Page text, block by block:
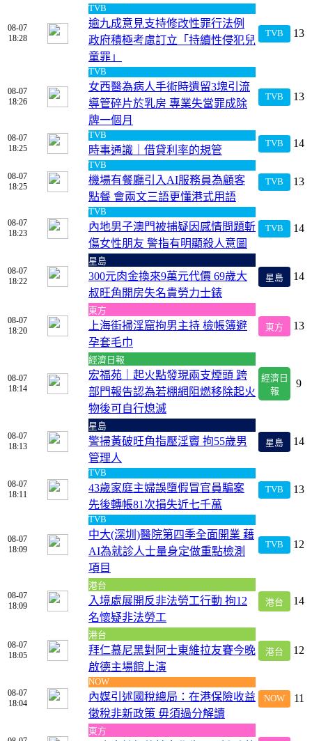
08-07
18:28
TVB
逾九成意見支持修改性罪行法例
政府積極考慮訂立「持續性侵犯兒
童罪」
TVB 13
08-07
18:26
TVB
女西醫為病人手術時遺留3塊引流
導管碎片於乳房 專業失當罪成除
牌一個月
TVB 13
08-07
18:25
TVB
時事通識｜借貸利率的規管
TVB 14
08-07
18:25
TVB
機場有餐廳引入AI服務員為顧客
點餐 會兩文三語更懂港式用語
TVB 13
08-07
18:23
TVB
內地男子澳門被捕疑因感情問題斬
傷女性朋友 警指有明顯殺人意圖
TVB 14
08-07
18:22
星島
300元肉金換來9萬元代價 69歲大
叔旺角開房失名貴勞力士錶
星島 14
08-07
18:20
東方
上海街掃淫窟拘男主持 檢帳簿避
孕套毛巾
東方 13
08-07
18:14
經濟日報
宏福苑｜起火點發現兩支煙頭 跨
部門報告認為若棚網阻燃移除起火
物後可自行熄滅
經濟日
報
9
08-07
18:13
星島
警掃黃破旺角指壓淫竇 拘55歲男
管理人
星島 14
08-07
18:11
TVB
43歲家庭主婦誤墮假冒官員騙案
先後轉帳81次損失近七千萬
TVB 13
08-07
18:09
TVB
中大(深圳)醫院第四季全面開業 藉
AI為就診人士量身定做重點檢測
項目
TVB 12
08-07
18:09
港台
入境處展開反非法勞工行動 拘12
名懷疑非法勞工
港台 14
08-07
18:05
港台
拜仁慕尼黑對阿士東維拉友賽今晚
啟德主場館上演
港台 12
08-07
18:04
NOW
內媒引述國稅總局：在港保險收益
徵稅非新政策 毋須過分解讀
NOW 11
東方